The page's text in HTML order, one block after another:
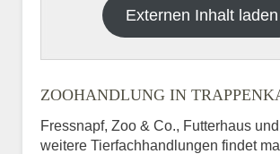
Externen Inhalt laden
ZOOHANDLUNG IN
Fressnapf, Zoo & Co., Futterhaus
weitere Tierfachhandlungen findet